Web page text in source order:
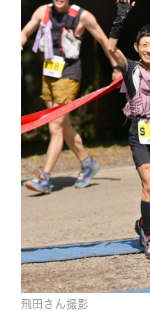
飛田さん撮影